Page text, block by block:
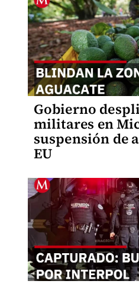
Gobierno
militares en
suspensión de
EU